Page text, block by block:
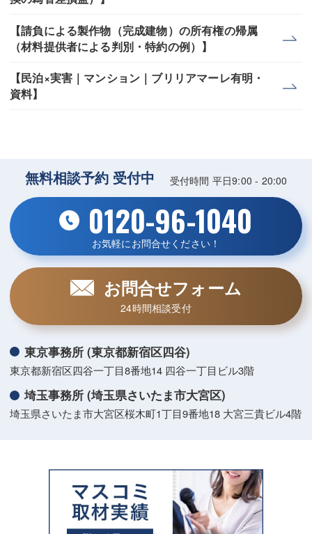
【請負による製作物（完成建物）の所有権の帰属
（材料提供者による判別・特約の例）】
【民泊×実害｜マンション｜ブリリアマーレ有明・
資料】
無料相談予約 受付中 受付時間 平日9:00 - 20:00
0120-96-1040
お気軽にお問合せください！
お問合せフォーム
24時間相談受付
東京事務所 (東京都新宿区四谷)
東京都新宿区四谷一丁目8番地14 四谷一丁目ビル3階
埼玉事務所 (埼玉県さいたま市大宮区)
埼玉県さいたま市大宮区桜木町1丁目9番地18 大宮三貴ビル4階